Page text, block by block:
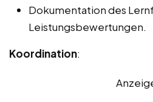
Dokumentation des
Leistungsbewertungen.
Koordination: